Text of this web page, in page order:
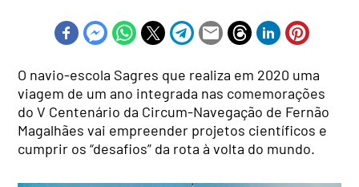
O navio-escola Sagres que realiza em 2020 uma
viagem de um ano integrada nas comemorações
do V Centenário da Circum-Navegação de Fernão
Magalhães vai empreender projetos científicos e
cumprir os “desafios” da rota à volta do mundo.